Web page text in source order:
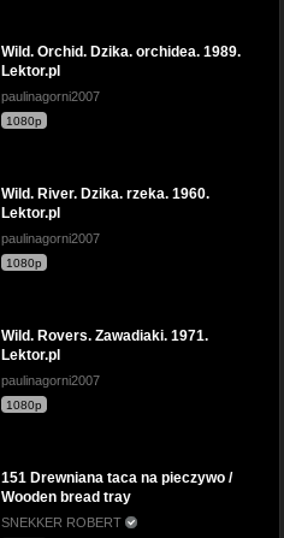
Wild. Orchid. Dzika. orchidea. 1989.
Lektor.pl
paulinagorni2007
1080p
Wild. River. Dzika. rzeka. 1960.
Lektor.pl
paulinagorni2007
1080p
Wild. Rovers. Zawadiaki. 1971.
Lektor.pl
paulinagorni2007
1080p
151 Drewniana taca na pieczywo /
Wooden bread tray
SNEKKER ROBERT